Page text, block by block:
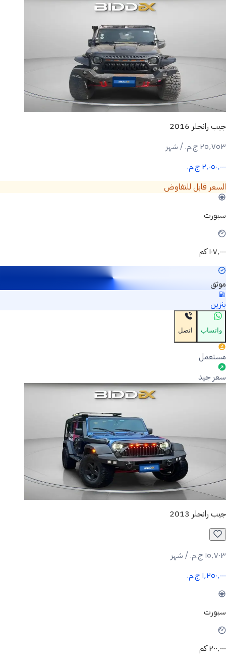
جيب رانجلر 2016
٢٥٬٧٥٣ ج.م.‏ / شهر
٢٬٠٥٠٬٠٠٠ ج.م.‏
السعر قابل للتفاوض
سبورت
١٠٧٬٠٠٠ كم
موثق
بنزين
واتساب اتصل
مستعمل
سعر جيد
جيب رانجلر 2013
١٥٬٧٠٣ ج.م.‏ / شهر
١٬٢٥٠٬٠٠٠ ج.م.‏
سبورت
٢٠٠٬٠٠٠ كم